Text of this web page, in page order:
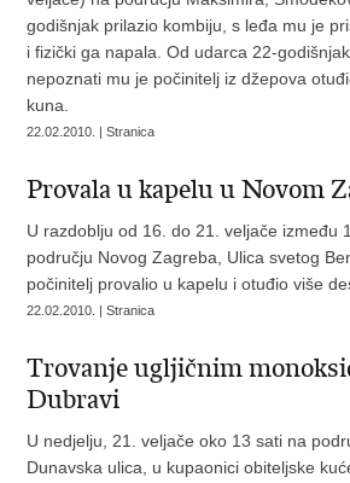
godišnjak prilazio kombiju, s leđa mu je
i fizički ga napala. Od udarca 22-
nepoznati mu je počinitelj iz džepova
kuna.
22.02.2010. | Stranica
Provala u kapelu u Novom
U razdoblju od 16. do 21. veljače između
području Novog Zagreba, Ulica svetog
počinitelj provalio u kapelu i otuđio više
22.02.2010. | Stranica
Trovanje ugljičnim
Dubravi
U nedjelju, 21. veljače oko 13 sati na
Dunavska ulica, u kupaonici obiteljske